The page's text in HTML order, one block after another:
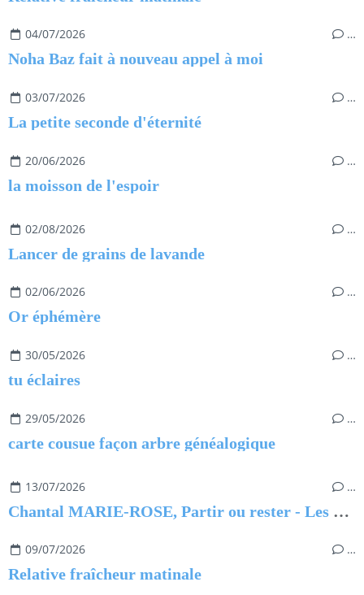
04/07/2026 …
Noha Baz fait à nouveau appel à moi
03/07/2026 …
La petite seconde d'éternité
20/06/2026 …
la moisson de l'espoir
02/08/2026 …
Lancer de grains de lavande
02/06/2026 …
Or éphémère
30/05/2026 …
tu éclaires
29/05/2026 …
carte cousue façon arbre généalogique
13/07/2026 …
Chantal MARIE-ROSE, Partir ou rester - Les clés pour évoluer professionnellement sans regret
09/07/2026 …
Relative fraîcheur matinale